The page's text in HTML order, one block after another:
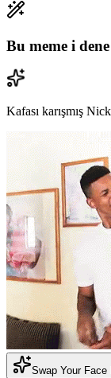
Bu meme i dene
Kafası karışmış
Swap Your